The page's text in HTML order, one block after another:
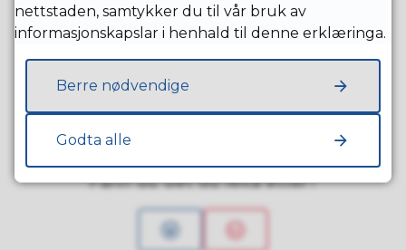
Ta kontakt med kommunen for rettleiing.
Publisert 22.05.2026 09.39
Fann du det du leita etter?
Ja Nei
nettstaden, samtykker du til vår bruk av
informasjonskapslar i henhald til denne erklæringa.
Berre nødvendige
Godta alle